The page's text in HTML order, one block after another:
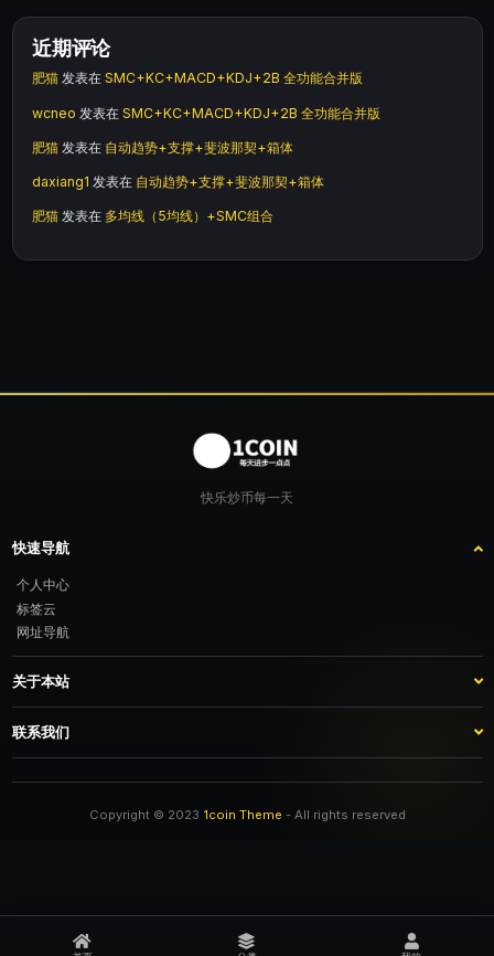
近期评论
肥猫 发表在 SMC+KC+MACD+KDJ+2B 全功能合并版
wcneo 发表在 SMC+KC+MACD+KDJ+2B 全功能合并版
肥猫 发表在 自动趋势+支撑+斐波那契+箱体
daxiang1 发表在 自动趋势+支撑+斐波那契+箱体
肥猫 发表在 多均线（5均线）+SMC组合
快乐炒币每一天
快速导航
个人中心
标签云
网址导航
关于本站
站点介绍
客服咨询
推广计划
联系我们
TG：@feimao2024 QQ：3261605442 微信：moto001com 新浪微博：三
Copyright © 2023 1coin Theme - All rights reserved